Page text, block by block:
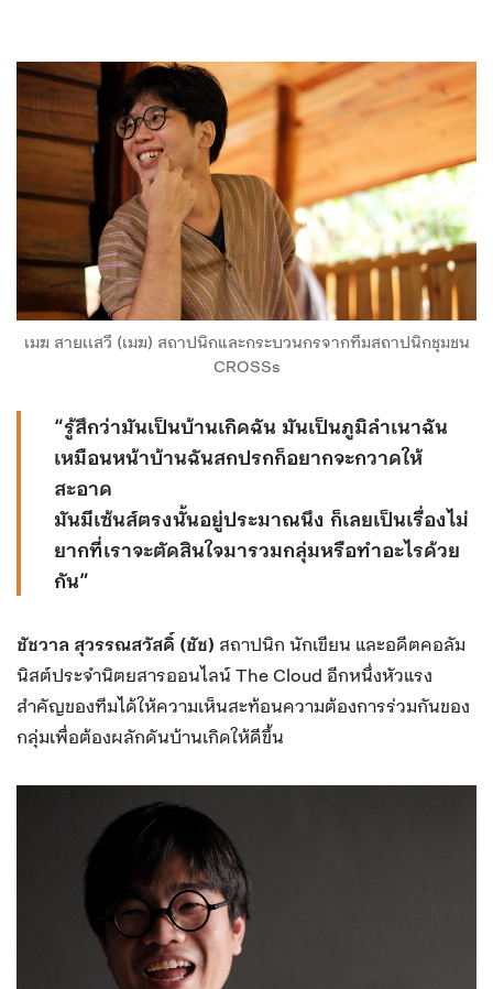
เมฆ สายเเสวี (เมฆ) สถาปนิกและกระบวนกรจากทีมสถาปนิกชุมชน
CROSSs
“รู้สึกว่ามันเป็นบ้านเกิดฉัน มันเป็นภูมิลำเนาฉัน
เหมือนหน้าบ้านฉันสกปรกก็อยากจะกวาดให้
สะอาด
มันมีเซ้นส์ตรงนั้นอยู่ประมาณนึง ก็เลยเป็นเรื่องไม่
ยากที่เราจะตัดสินใจมารวมกลุ่มหรือทำอะไรด้วย
กัน”
ชัชวาล สุวรรณสวัสดิ์ (ชัช) สถาปนิก นักเขียน และอดีตคอลัม
นิสต์ประจำนิตยสารออนไลน์ The Cloud อีกหนึ่งหัวแรง
สำคัญของทีมได้ให้ความเห็นสะท้อนความต้องการร่วมกันของ
กลุ่มเพื่อต้องผลักดันบ้านเกิดให้ดีขึ้น